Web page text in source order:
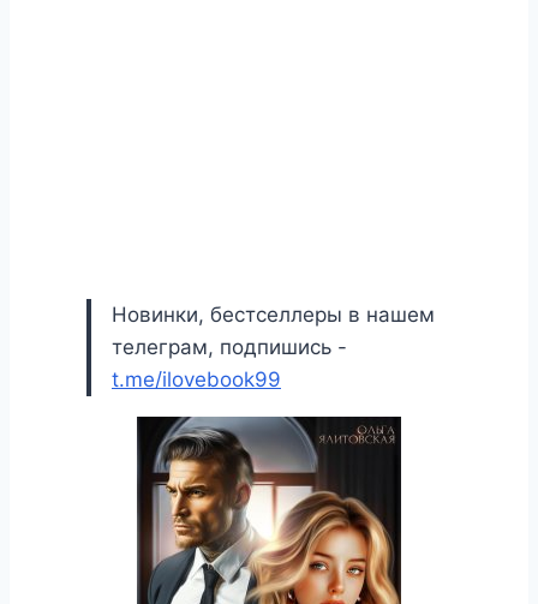
Новинки, бестселлеры в нашем
телеграм, подпишись -
t.me/ilovebook99